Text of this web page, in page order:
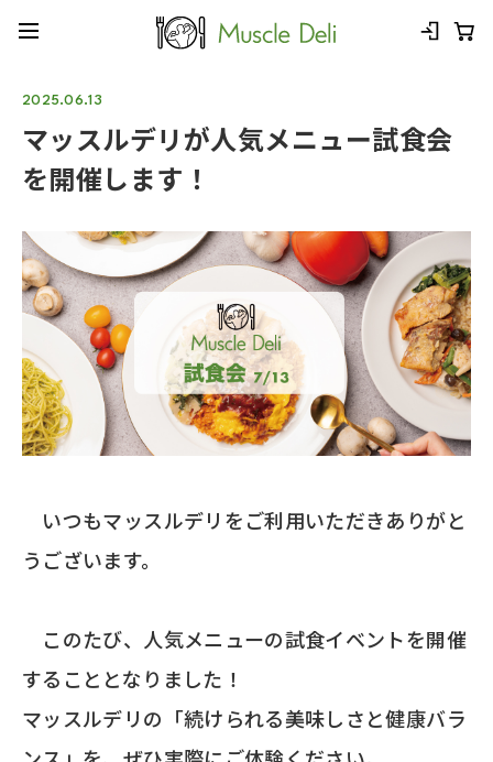
2025.06.13
マッスルデリが人気メニュー試食会
を開催します！
いつもマッスルデリをご利用いただきありがと
うございます。
このたび、人気メニューの試食イベントを開催
することとなりました！
マッスルデリの「続けられる美味しさと健康バラ